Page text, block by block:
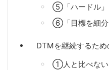
⑤「ハードル」
⑥「目標を細分
DTMを継続するた
①人と比べない